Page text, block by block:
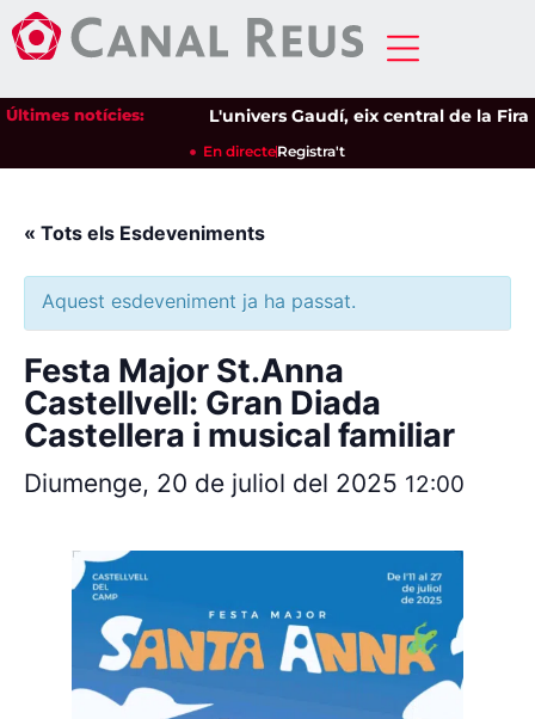
Últimes notícies: L'univers Gaudí, eix central de la Fira
En directeRegistra't
« Tots els Esdeveniments
Aquest esdeveniment ja ha passat.
Festa Major St.Anna
Castellvell: Gran Diada
Castellera i musical familiar
Diumenge, 20 de juliol del 2025 12:00